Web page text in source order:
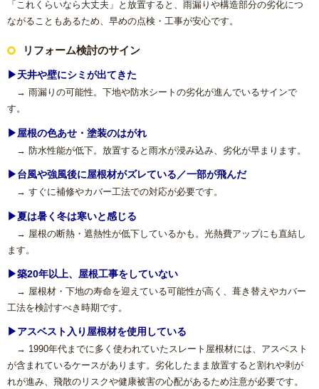
浴室(風呂)
屋根リフォーム
洗面化粧台
床の張り替え
クロス（壁紙）張り替えリフォーム
【リフォーム】よくあるご質問
失敗したくない！リフォームで後悔しないための業者の選び
リフォームで意外に高額になる理由と費用を抑える具体策
「これくらいなら大丈夫」と放置すると、雨漏りや構造部分の劣化につ
ながることもあるため、早めの点検・工事が安心です。
リフォーム検討のサイン
▶天井や壁にシミが出てきた
→ 雨漏りの可能性。下地や防水シートの劣化が進んでいるサインで
す。
▶屋根の色あせ・塗装のはがれ
→ 防水性能が低下。放置すると雨水が浸み込み、劣化が早まります。
▶台風や強風後に屋根材がズレている／一部が飛んだ
→ すぐに補修やカバー工法での対応が必要です。
▶夏は暑く冬は寒いと感じる
→ 屋根の断熱・遮熱性が低下しているかも。光熱費アップにも直結し
ます。
▶築20年以上、屋根工事をしていない
→ 屋根材・下地の寿命を迎えている可能性が高く、葺き替えやカバー
工法を検討すべき時期です。
▶アスベスト入り屋根材を使用している
→ 1990年代までに多く使われていたスレート屋根材には、アスベスト
が含まれているケースがあります。劣化したまま放置すると割れや剥が
れが進み、飛散のリスクや健康被害の心配があるため注意が必要です。